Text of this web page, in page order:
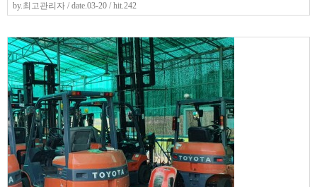
by.최고관리자 / date.03-20 / hit.242